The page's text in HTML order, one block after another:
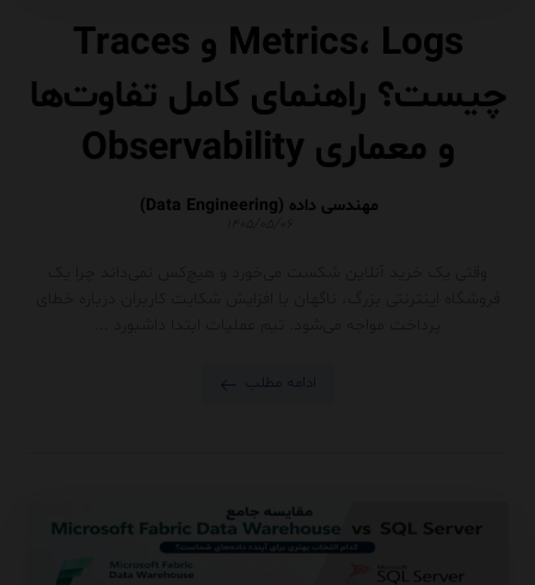
Metrics، Logs و Traces
چیست؟ راهنمای کامل تفاوت‌ها
و معماری Observability
مهندسی داده (Data Engineering)
ادامه مطلب